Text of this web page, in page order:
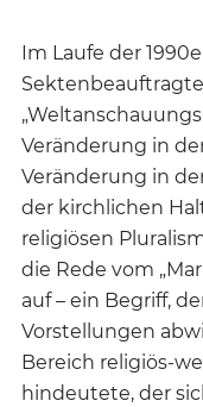
Im Laufe der
Veränderung in
Veränderung in
der kirchlichen
religiösen
die Rede vom
auf – ein Begriff,
Vorstellungen
Bereich religiös-
hindeutete, der